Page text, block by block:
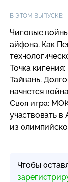
В ЭТОМ ВЫПУСКЕ:
Чиповые
айфона. Как
Точка
Тайвань.
начнется
Своя игра:
участвовать в
из
Чтобы